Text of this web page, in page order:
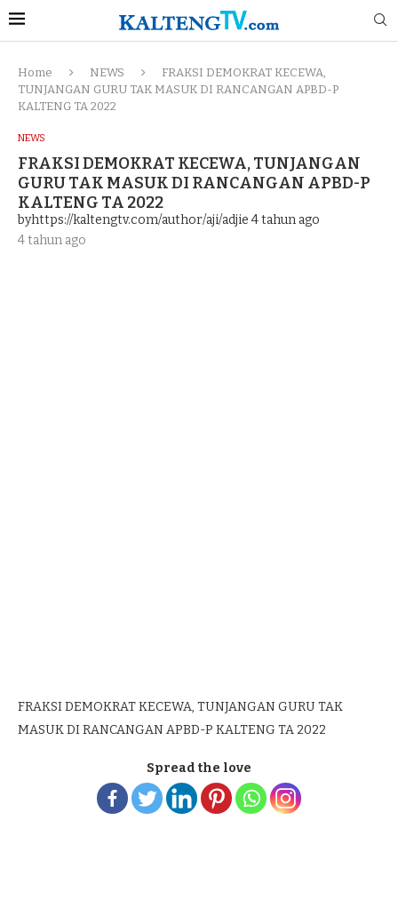
Home NEWS
FRAKSI DEMOKRAT KECEWA,
TUNJANGAN GURU TAK MASUK DI RANCANGAN APBD-P
KALTENG TA 2022
NEWS
FRAKSI DEMOKRAT KECEWA, TUNJANGAN
GURU TAK MASUK DI RANCANGAN APBD-P
KALTENG TA 2022
byhttps://kaltengtv.com/author/aji/adjie 4 tahun ago
4 tahun ago
FRAKSI DEMOKRAT KECEWA, TUNJANGAN GURU TAK
MASUK DI RANCANGAN APBD-P KALTENG TA 2022
Spread the love